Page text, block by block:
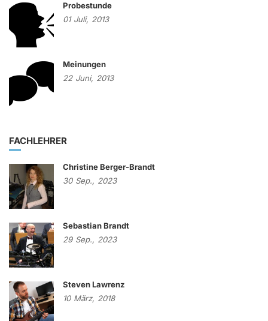
Probestunde
01 Juli, 2013
Meinungen
22 Juni, 2013
FACHLEHRER
Christine Berger-Brandt
30 Sep., 2023
Sebastian Brandt
29 Sep., 2023
Steven Lawrenz
10 März, 2018